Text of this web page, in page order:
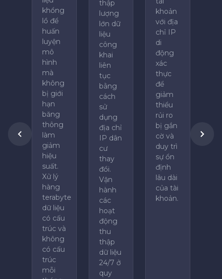
khổng
lồ để
huấn
luyện
mô
hình
mà
không
bị giới
hạn
băng
thông
làm
giảm
hiệu
suất.
Xử lý
hàng
terabyte
dữ liệu
có cấu
trúc và
không
có cấu
trúc
mỗi
thập
lượng
lớn dữ
liệu
công
khai
liên
tục
bằng
cách
sử
dụng
địa chỉ
IP dân
cư
thay
đổi.
Vận
hành
các
hoạt
động
thu
thập
dữ liệu
24/7 ở
quy
khoản
với địa
chỉ IP
di
động
xác
thực
để
giảm
thiểu
rủi ro
bị gắn
cờ và
duy trì
sự ổn
định
lâu dài
của tài
khoản.